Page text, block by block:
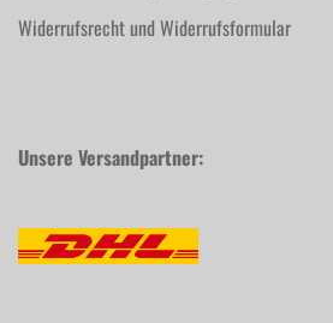
Widerrufsrecht und Widerrufsformular
Unsere Versandpartner: